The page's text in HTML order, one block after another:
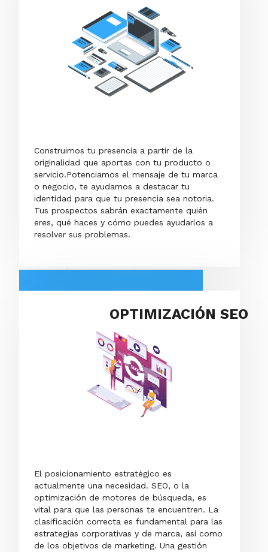
Construimos tu presencia a partir de la
originalidad que aportas con tu producto o
servicio.Potenciamos el mensaje de tu marca
o negocio, te ayudamos a destacar tu
identidad para que tu presencia sea notoria.
Tus prospectos sabrán exactamente quién
eres, qué haces y cómo puedes ayudarlos a
resolver sus problemas.
OPTIMIZACIÓN SEO
El posicionamiento estratégico es
actualmente una necesidad. SEO, o la
optimización de motores de búsqueda, es
vital para que las personas te encuentren. La
clasificación correcta es fundamental para las
estrategias corporativas y de marca, así como
de los objetivos de marketing. Una gestión